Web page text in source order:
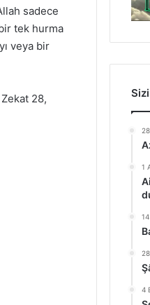
sadece
tek hurma
veya bir
28,
1
4